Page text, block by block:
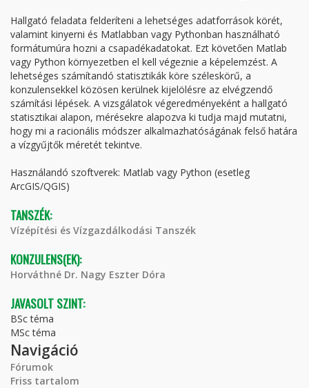
Hallgató feladata felderíteni a lehetséges adatforrások körét,
valamint kinyerni és Matlabban vagy Pythonban használható
formátumúra hozni a csapadékadatokat. Ezt követően Matlab
vagy Python környezetben el kell végeznie a képelemzést. A
lehetséges számítandó statisztikák köre széleskörű, a
konzulensekkel közösen kerülnek kijelölésre az elvégzendő
számítási lépések. A vizsgálatok végeredményeként a hallgató
statisztikai alapon, mérésekre alapozva ki tudja majd mutatni,
hogy mi a racionális módszer alkalmazhatóságának felső határa
a vízgyűjtők méretét tekintve.
Használandó szoftverek: Matlab vagy Python (esetleg
ArcGIS/QGIS)
TANSZÉK:
Vízépítési és Vízgazdálkodási Tanszék
KONZULENS(EK):
Horváthné Dr. Nagy Eszter Dóra
JAVASOLT SZINT:
BSc téma
MSc téma
Navigáció
Fórumok
Friss tartalom